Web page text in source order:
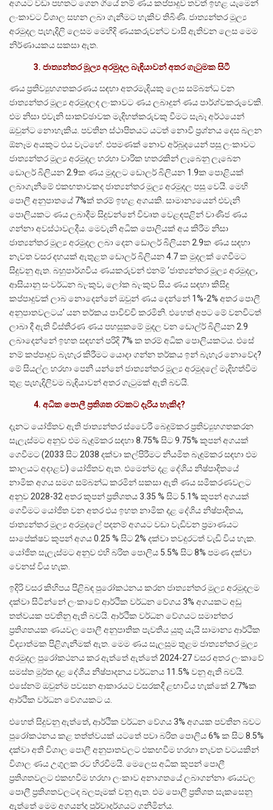
අගයට වඩා පහතට ගෙන ගියේ නම් ණය කප්පාදුව තවත් ඉහළ යැමෙන්
ලංකාවට විශාල සහන ලබා ගැනීමට හැකිව තිබිණි. ජාත්‍යන්තර මූල්‍ය
අරමුදල පැහැදිලි ලෙසම මෙහිදි ණයකරුවන්ට වාසි ඇතිවන ලෙස මෙම
නිර්ණායකය සකසා ඇත.
3. ජාත්‍යන්තර මූල්‍ය අරමුදල බැඳියාවන් අතර ගැටුමක සිටී
ණය ප්‍රතිව්‍යුහගතකරණය සඳහා අතරමැදියකු ලෙස සම්බන්ධ වන
ජාත්‍යන්තර මූල්‍ය අරමුදලද ලංකාවට ණය ලබාදුන් ණය පාර්ශ්වකරුවෙකි.
එම නිසා එවැනි සාකච්ඡාවක මැදිහත්කරුවකු වීමට සැබෑ අර්ථයෙන්
ඔවුන්ට නොහැකිය. පවතින ස්ථාපිතයට යටත් නොවී ප්‍රශ්නය දෙස බලන
ඕනෑම අයකුට එය වැටහේ. එපමණක් නොව අර්බුදයෙන් පසු ලංකාවට
ජාත්‍යන්තර මූල්‍ය අරමුදල හරහා වාරික හතරකින් ලැබෙනු ලැබෙන
ඩොලර් බිලියන 2.9ක ණය මුදලට ඩොලර් බිලියන 1.9ක පොළියක්
ලබාගැනීමේ එකඟතාවකද ජාත්‍යන්තර මූල්‍ය අරමුදල පසු වෙයි. මෙහි
පොලී අනුපාතයේ 7%ක් තරම් ඉහළ අගයකි. සාමාන්‍යයෙන් එවැනි
පොලියකට ණය ලබාදීම සිදුවන්නේ විවෘත වෙළඳපළින් වාණිජ ණය
ගන්නා අවස්ථාවලදීය. මෙවැනි අධික පොලියක් අය කිරීම නිසා
ජාත්‍යන්තර මූල්‍ය අරමුදල ලබා දෙන ඩොලර් බිලියන 2.9ක ණය සඳහා
නැවත වසර දහයක් ඇතුළත ඩොලර් බිලියන 4.7 ක මුදලක් ගෙවීමට
සිදුවනු ඇත. බහුපාර්ශවීය ණයකරුවන් එනම් ‘ජාත්‍යන්තර මූල්‍ය අරමුදල,
ආසියානු සංවර්ධන බැංකුව, ලෝක බැංකුව සිය ණය සඳහා කිසිදු
කප්පාදුවක් ලාබ නොදෙන්නේ ඔවුන් ණය දෙන්නේ 1%-2% අතර පොලී
අනුපාතවලටය’ යන තර්කය පාවිච්චි කරමිනි. එහෙත් අපට මේ වනවිටත්
ලාබා දී ඇති විස්තීරණ ණය පහසුකමේ මුදල වන ඩොල්ර් බිලියන 2.9
ලබාදෙන්නේ ඉහත සඳහන් පරිදි 7% ක තරම් අධික පොලියකටය. එසේ
නම් කප්පාදුව බැහැර කිරීමට යොදා ගන්න තර්කය ඉන් බැහැර නොවේද?
මේ සියල්ල හරහා පෙනී යන්නේ ජාත්‍යන්තර මූල්‍ය අරමුදලේ මැදිහත්වීම
තුළ පැහැදිලිවම බැඳියාවන් අතර ගැටුමක් ඇති බවයි.
4. අධික පොලී ප්‍රතිශත රටකට දැරිය හැකිද?
දැනට යෝජිතව ඇති ජාත්‍යන්තර ස්වෛරී බෙදුම්කර ප්‍රතිව්‍යුහගතකරන
සැලැස්මට අනුව එම බැඳුම්කර සඳහා 8.75% සිට 9.75% කූපන් අගයක්
ගෙවීමට (2033 සිට 2038 දක්වා කල්පිරීමට නියමිත බැඳුම්කර සඳහා එම
කාලයට අදාළව) යෝජිතව ඇත. එමෙන්ම දළ දේශිය නිෂ්පාදිතයේ
නාමික අගය සමග සම්බන්ධ කරමින් සකසා ඇති ණය සමීකරණවලට
අනුව 2028-32 අතර කූපන් ප්‍රතිශතය 3.35 % සිට 5.1% කූපන් අගයක්
ගෙවීමට යෝජිත වන අතර එය ඉහත නාමික දළ දේශිය නිෂ්පාදිතය,
ජාත්‍යන්තර මූල්‍ය අරමුදලේ පදනම් අගයට වඩා වැඩිවන ප්‍රමාණයට
සාපේක්ෂව කූපන් අගය 0.25 % සිට 2% දක්වා තවදුරටත් වැඩි විය හැක.
යෝජිත සැලැස්මට අනුව එහි බරිත පොලිය 5.5% සිට 8% පමණ දක්වා
වෙනස් විය හැක.
ඉදිරි වසර කිහිපය පිළිබඳ පුරෝකථනය කරන ජාත්‍යන්තර මූල්‍ය අරමුදලම
දක්වා සිටින්නේ ලංකාවේ ආර්ථික වර්ධන වේගය 3% අගයකට අඩු
තත්වයක පවතිනු ඇති බවයි. ආර්ථික වර්ධන වේගයට සමාන්තර
ප්‍රතිශතයක ණයවල පොලී අනුපාතික පැවතිය යුතු යැයි සාමාන්‍ය ආර්ථික
විද්‍යාත්මක පිළිගැනීමක් ඇත. මෙම ණය සැලසුම තුළම ජාත්‍යන්තර මූල්‍ය
අරමුදල පුරෝකථනය කර ඇත්තේ ඇත්තේ 2024-27 වසර අතර ලංකාවේ
සමස්ත මූර්ත දළ දේශීය නිෂ්පාදනය වර්ධනය 11.5% වනු ඇති බවයි.
එසේනම් ඔවුන්ම පවසන ආකාරයට වසරකදී ළඟාවිය හැක්කේ 2.7%ක
ආර්ථික වර්ධන වේගයකට ය.
එහෙත් සිදුවනු ඇත්තේ, ආර්ථික වර්ධන වේගය 3% අගයක පවතින බවට
පුරෝකථනය කළ තත්ත්වයක් යටතේ පවා බරිත පොලිය 6% ක සිට 8.5%
දක්වා අති විශාල පොලී අනුපාතවලට එකඟවීම හරහා නැවත වටයකින්
විශාල ණය උගුලක රට හිරවීමයි. මෙලෙස අධික කූපන් පොලී
ප්‍රතිශතවලට එකඟවීම හරහා ලංකාව අනාගතයේ ලබාගන්නා ණයවල
පොලී ප්‍රතිශතවලටද බලපෑමක් වනු ඇත. එම පොලී ප්‍රතිශත සැකසෙනු
ඇත්තේ මෙම අගයන්ද පූර්වාදර්ශයට ගනිමින්ය.